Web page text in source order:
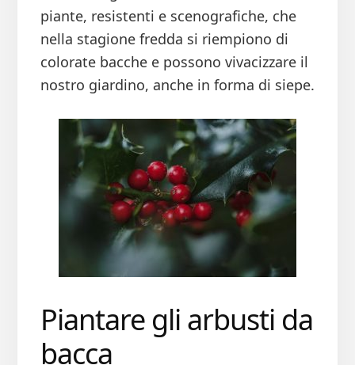
piante, resistenti e scenografiche, che
nella stagione fredda si riempiono di
colorate bacche e possono vivacizzare il
nostro giardino, anche in forma di siepe.
Piantare gli arbusti da
bacca